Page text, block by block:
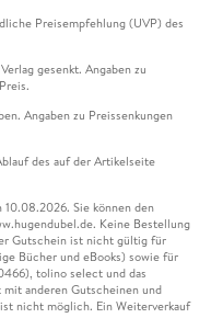
Preisempfehlung (UVP) des
gesenkt. Angaben zu
Angaben zu Preissenkungen
des auf der Artikelseite
Sie können den
Keine Bestellung
Gutschein ist nicht gültig für
Bücher und eBooks) sowie für
tolino select und das
anderen Gutscheinen und
nicht möglich. Ein Weiterverkauf